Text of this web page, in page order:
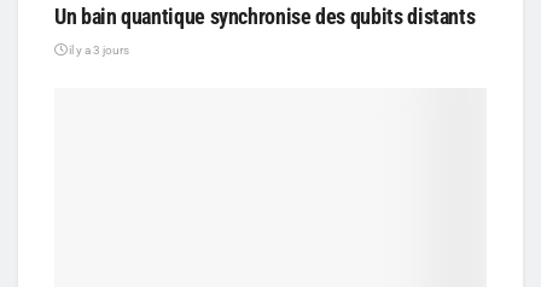
Un bain quantique synchronise des qubits distants
il y a 3 jours